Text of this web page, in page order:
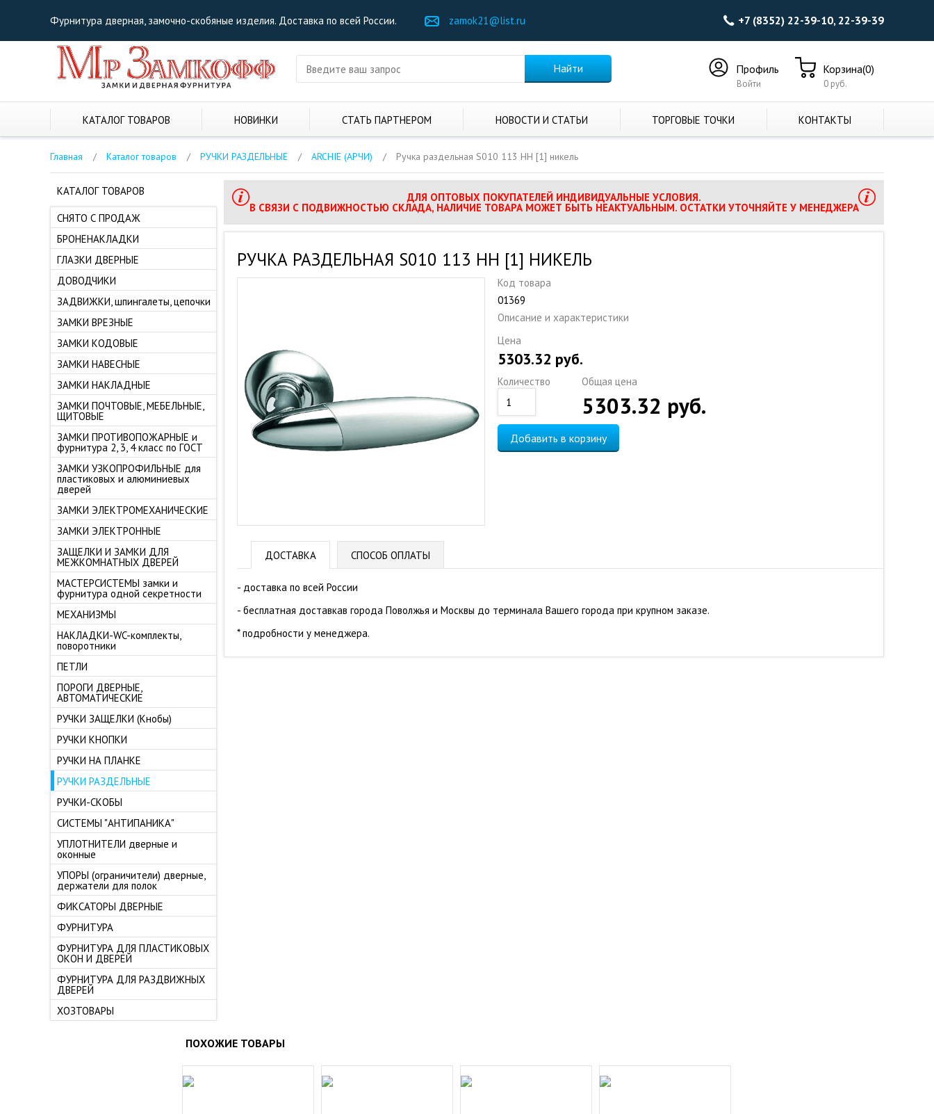
Фурнитура дверная, замочно-скобяные изделия. Доставка по всей России. zamok21@list.ru +7 (8352) 22-39-10, 22-39-39
Корзина(0)
0 руб.
Профиль
Войти
КАТАЛОГ ТОВАРОВ НОВИНКИ СТАТЬ ПАРТНЕРОМ НОВОСТИ И СТАТЬИ ТОРГОВЫЕ ТОЧКИ КОНТАКТЫ
Главная / Каталог товаров / РУЧКИ РАЗДЕЛЬНЫЕ / ARCHIE (АРЧИ) / Ручка раздельная S010 113 НН [1] никель
КАТАЛОГ ТОВАРОВ
СНЯТО С ПРОДАЖ
БРОНЕНАКЛАДКИ
ГЛАЗКИ ДВЕРНЫЕ
ДОВОДЧИКИ
ЗАДВИЖКИ, шпингалеты, цепочки
ЗАМКИ ВРЕЗНЫЕ
ЗАМКИ КОДОВЫЕ
ЗАМКИ НАВЕСНЫЕ
ЗАМКИ НАКЛАДНЫЕ
ЗАМКИ ПОЧТОВЫЕ, МЕБЕЛЬНЫЕ,
ЩИТОВЫЕ
ЗАМКИ ПРОТИВОПОЖАРНЫЕ и
фурнитура 2, 3, 4 класс по ГОСТ
ЗАМКИ УЗКОПРОФИЛЬНЫЕ для
пластиковых и алюминиевых
дверей
ЗАМКИ ЭЛЕКТРОМЕХАНИЧЕСКИЕ
ЗАМКИ ЭЛЕКТРОННЫЕ
ЗАЩЕЛКИ И ЗАМКИ ДЛЯ
МЕЖКОМНАТНЫХ ДВЕРЕЙ
МАСТЕРСИСТЕМЫ замки и
фурнитура одной секретности
МЕХАНИЗМЫ
НАКЛАДКИ-WC-комплекты,
поворотники
ПЕТЛИ
ПОРОГИ ДВЕРНЫЕ,
АВТОМАТИЧЕСКИЕ
РУЧКИ ЗАЩЕЛКИ (Кнобы)
РУЧКИ КНОПКИ
РУЧКИ НА ПЛАНКЕ
РУЧКИ РАЗДЕЛЬНЫЕ
РУЧКИ-СКОБЫ
СИСТЕМЫ "АНТИПАНИКА"
УПЛОТНИТЕЛИ дверные и
оконные
УПОРЫ (ограничители) дверные,
держатели для полок
ФИКСАТОРЫ ДВЕРНЫЕ
ФУРНИТУРА
ФУРНИТУРА ДЛЯ ПЛАСТИКОВЫХ
ОКОН И ДВЕРЕЙ
ФУРНИТУРА ДЛЯ РАЗДВИЖНЫХ
ДВЕРЕЙ
ХОЗТОВАРЫ
ДЛЯ ОПТОВЫХ ПОКУПАТЕЛЕЙ ИНДИВИДУАЛЬНЫЕ УСЛОВИЯ.
В СВЯЗИ С ПОДВИЖНОСТЬЮ СКЛАДА, НАЛИЧИЕ ТОВАРА МОЖЕТ БЫТЬ НЕАКТУАЛЬНЫМ. ОСТАТКИ УТОЧНЯЙТЕ У МЕНЕДЖЕРА
РУЧКА РАЗДЕЛЬНАЯ S010 113 НН [1] НИКЕЛЬ
Код товара
01369
Описание и характеристики
Цена
5303.32 руб.
Количество Общая цена
5303.32 руб.
Добавить в корзину
ДОСТАВКА СПОСОБ ОПЛАТЫ
- доставка по всей России
- бесплатная доставкав города Поволжья и Москвы до терминала Вашего города при крупном заказе.
* подробности у менеджера.
ПОХОЖИЕ ТОВАРЫ